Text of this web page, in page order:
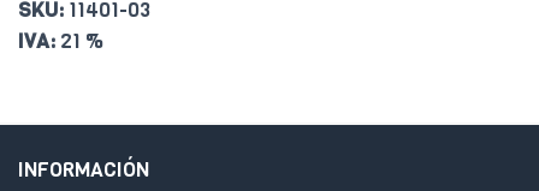
SKU: 11401-03
IVA: 21 %
INFORMACIÓN